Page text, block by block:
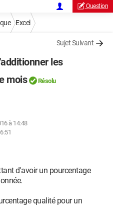
Question
Excel
Sujet Suivant
les
mois
Résolu
à 14:48
d'avoir un pourcentage
qualité pour un